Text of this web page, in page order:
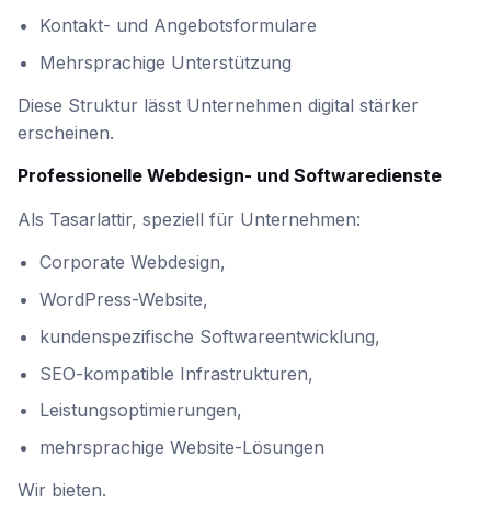
Kontakt- und Angebotsformulare
Mehrsprachige Unterstützung
Diese Struktur lässt Unternehmen digital stärker
erscheinen.
Professionelle Webdesign- und Softwaredienste
Als Tasarlattir, speziell für Unternehmen:
Corporate Webdesign,
WordPress-Website,
kundenspezifische Softwareentwicklung,
SEO-kompatible Infrastrukturen,
Leistungsoptimierungen,
mehrsprachige Website-Lösungen
Wir bieten.